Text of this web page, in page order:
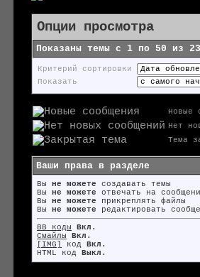
Опции просмотра
Показаны темы с 1 по 50 из
Критерий сортировки
Показать
Новые
Нет
Тема
Ваши права в разделе
Вы не можете создавать темы
Вы не можете отвечать на
Вы не можете прикреплять файлы
Вы не можете редактировать
BB коды
Вкл.
Смайлы
Вкл.
[IMG]
код Вкл.
HTML код Выкл.